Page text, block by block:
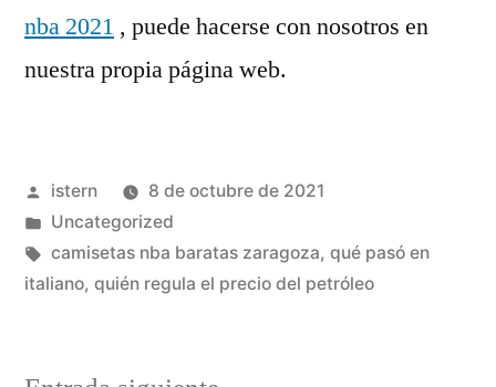
nba 2021 , puede hacerse con nosotros en
nuestra propia página web.
Publicado
por
istern
8 de octubre de 2021
Publicado
en
Uncategorized
Etiquetas:
camisetas nba baratas zaragoza, qué pasó en
italiano, quién regula el precio del petróleo